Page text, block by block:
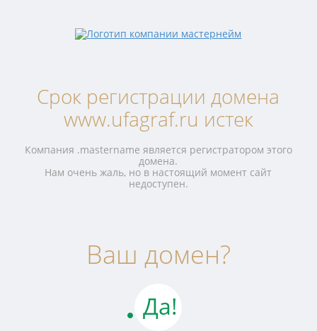
Срок регистрации домена
www.ufagraf.ru истек
Компания .mastername является регистратором этого
домена.
Нам очень жаль, но в настоящий момент сайт
недоступен.
Ваш домен?
Да!